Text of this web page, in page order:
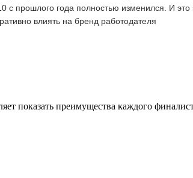
с прошлого года полностью изменился. И
влиять на бренд работодателя
показать преимущества каждого